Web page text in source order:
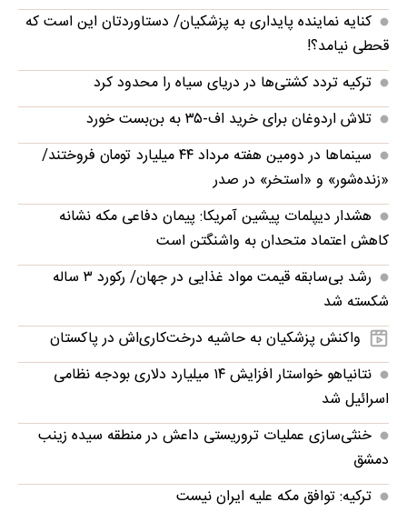
کنایه نماینده پایداری به پزشکیان/ دستاوردتان این است که
قحطی نیامد؟!
ترکیه تردد کشتی‌ها در دریای سیاه را محدود کرد
تلاش اردوغان برای خرید اف-۳۵ به بن‌بست خورد
سینماها در دومین هفته‌ مرداد ۴۴ میلیارد تومان فروختند/
«زنده‌شور» و «استخر» در صدر
هشدار دیپلمات پیشین آمریکا: پیمان دفاعی مکه نشانه
کاهش اعتماد متحدان به واشنگتن است
رشد بی‌سابقه قیمت مواد غذایی در جهان/ رکورد ۳ ساله
شکسته شد
واکنش پزشکیان به حاشیه درخت‌کاری‌اش در پاکستان
نتانیاهو خواستار افزایش ۱۴ میلیارد دلاری بودجه نظامی
اسرائیل شد
خنثی‌سازی عملیات تروریستی داعش در منطقه سیده زینب
دمشق
ترکیه: توافق مکه علیه ایران نیست